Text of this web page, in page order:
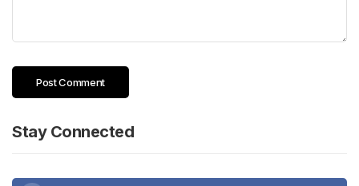
Stay Connected